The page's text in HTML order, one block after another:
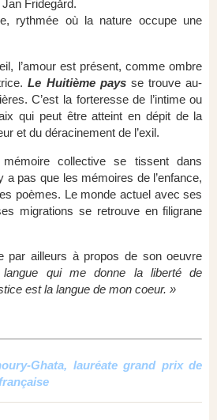
Fridegård.
rythmée où la nature occupe une
l’amour est présent, comme ombre
Le Huitième pays se trouve au-
C’est la forteresse de l’intime ou
qui peut être atteint en dépit de la
et du déracinement de l’exil.
collective se tissent dans
a pas que les mémoires de l’enfance,
poèmes. Le monde actuel avec ses
migrations se retrouve en filigrane
par ailleurs à propos de son oeuvre
qui me donne la liberté de
est la langue de mon coeur. »
Ghata, lauréate grand prix de